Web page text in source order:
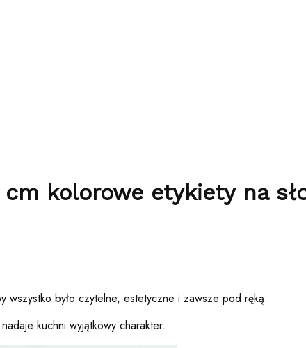
cm kolorowe etykiety na
wszystko było czytelne, estetyczne i zawsze pod ręką.
kuchni wyjątkowy charakter.